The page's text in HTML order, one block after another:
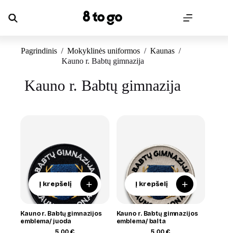
content
Pagrindinis / Mokyklinės uniformos / Kaunas /
Kauno r. Babtų gimnazija
Kauno r. Babtų gimnazija
Į krepšelį +
Kauno r. Babtų gimnazijos
emblema/ juoda
Į krepšelį +
Kauno r. Babtų gimnazijos
emblema/ balta